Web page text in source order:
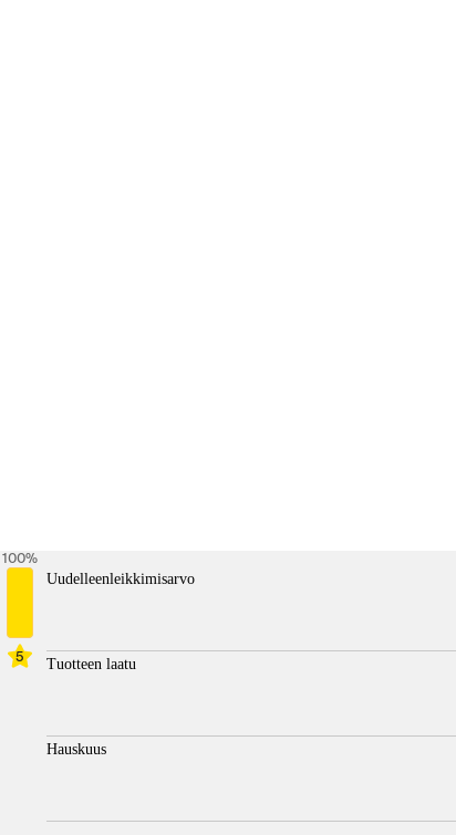
5
100%
Uudelleenleikkimisarvo
Tuotteen laatu
Hauskuus